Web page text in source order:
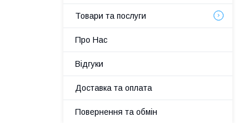
Товари та послуги
Про Нас
Відгуки
Доставка та оплата
Повернення та обмін